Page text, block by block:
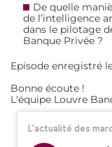
De quelle
de l’intelligence
dans le pilotage
Banque Privée ?
Episode enregistré
Bonne écoute !
L'équipe Louvre